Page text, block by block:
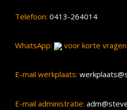
Telefoon: 0413-264014
WhatsApp: voor korte vragen
E-mail werkplaats:
E-mail administratie: